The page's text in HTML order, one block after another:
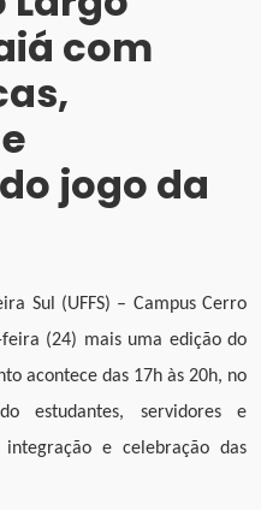
com
jogo da
Sul (UFFS) – Campus Cerro
(24) mais uma edição do
acontece das 17h às 20h, no
estudantes, servidores e
e celebração das